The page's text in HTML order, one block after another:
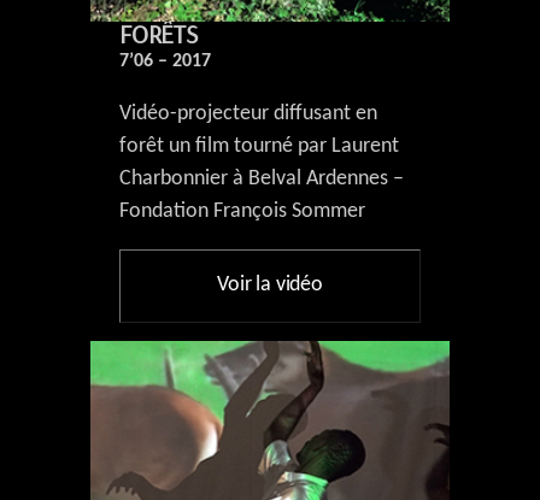
FORÊTS
7’06 – 2017
Vidéo-projecteur diffusant en
forêt un film tourné par Laurent
Charbonnier à Belval Ardennes –
Fondation François Sommer
Voir la vidéo